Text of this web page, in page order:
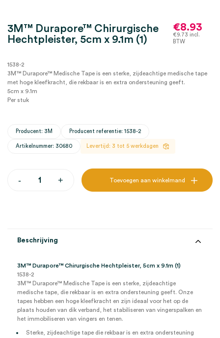
3M™ Durapore™ Chirurgische
Hechtpleister, 5cm x 9.1m (1)
€8.93
€9.73 incl.
BTW
1538-2
3M™ Durapore™ Medische Tape is een sterke, zijdeachtige medische tape
met hoge kleefkracht, die rekbaar is en extra ondersteuning geeft.
5cm x 9.1m
Per stuk
Producent: 3M Producent referentie: 1538-2
Artikelnummer: 30680 Levertijd: 3 tot 5 werkdagen
-
(1)
+ Toevoegen aan winkelmand
Beschrijving
3M™ Durapore™ Chirurgische Hechtpleister, 5cm x 9.1m (1)
1538-2
3M™ Durapore™ Medische Tape is een sterke, zijdeachtige
medische tape, die rekbaar is en extra ondersteuning geeft. Onze
tapes hebben een hoge kleefkracht en zijn ideaal voor het op de
plaats houden van dik verband, het stabiliseren van vingerspalken en
het immobiliseren van vingers en tenen.
Sterke, zijdeachtige tape die rekbaar is en extra ondersteuning